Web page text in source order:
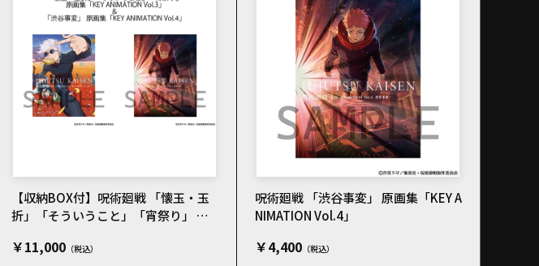
【収納BOX付】呪術廻戦 「懐玉・玉
折」「そういうこと」「宵祭り」 原
谷事変」 原画集「KEY ANIMATION Vo
￥11,000
呪術廻戦 「渋谷事変」 原画集「KEY A
NIMATION Vol.4」
￥4,400